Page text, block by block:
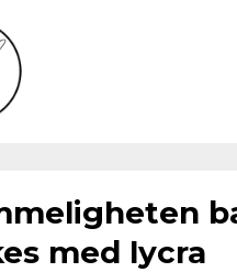
med lycra